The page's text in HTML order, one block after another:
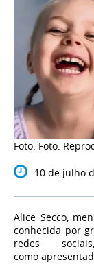
Foto: Foto:
10 de julho
Alice Secco,
conhecida por
redes
como